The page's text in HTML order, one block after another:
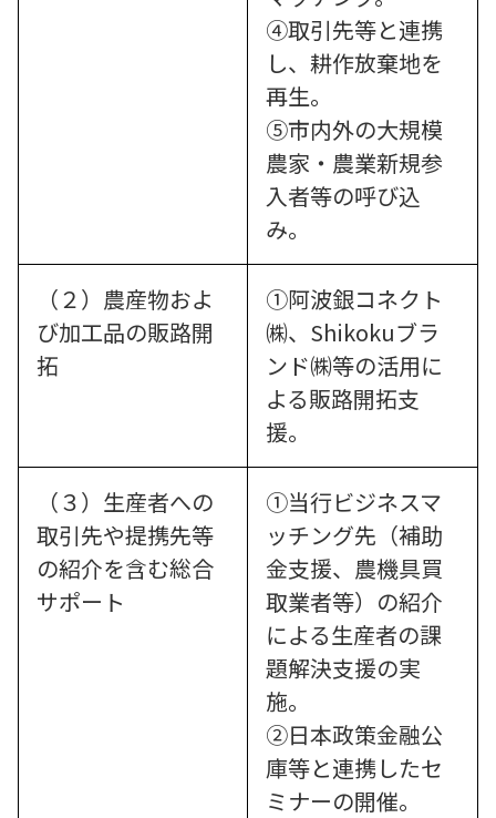
④取引先等と連携
し、耕作放棄地を
再生。
⑤市内外の大規模
農家・農業新規参
入者等の呼び込
み。
（２）農産物およ
び加工品の販路開
拓
①阿波銀コネクト
㈱、Shikokuブラ
ンド㈱等の活用に
よる販路開拓支
援。
（３）生産者への
取引先や提携先等
の紹介を含む総合
サポート
①当行ビジネスマ
ッチング先（補助
金支援、農機具買
取業者等）の紹介
による生産者の課
題解決支援の実
施。
②日本政策金融公
庫等と連携したセ
ミナーの開催。